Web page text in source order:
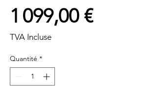
1 099,00 €Prix
TVA Incluse
Quantité *